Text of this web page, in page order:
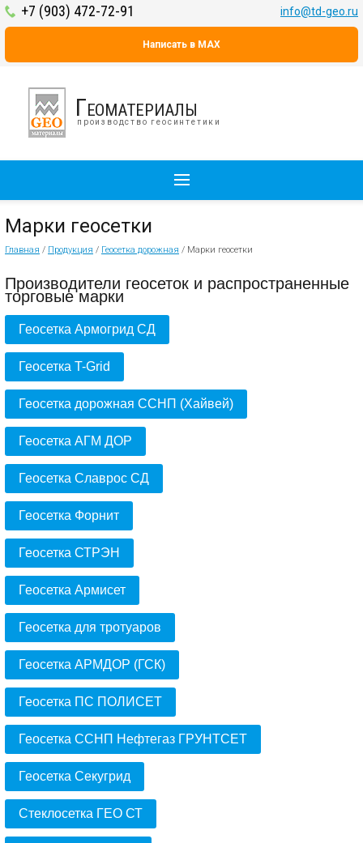
+7 (903) 472-72-91 info@td-geo.ru
Написать в MAX
Геоматериалы
производство геосинтетики
Марки геосетки
Главная / Продукция / Геосетка дорожная / Марки геосетки
Производители геосеток и распространенные
торговые марки
Геосетка Армогрид СД
Геосетка T-Grid
Геосетка дорожная ССНП (Хайвей)
Геосетка АГМ ДОР
Геосетка Славрос СД
Геосетка Форнит
Геосетка СТРЭН
Геосетка Армисет
Геосетка для тротуаров
Геосетка АРМДОР (ГСК)
Геосетка ПС ПОЛИСЕТ
Геосетка ССНП Нефтегаз ГРУНТСЕТ
Геосетка Секугрид
Стеклосетка ГЕО СТ